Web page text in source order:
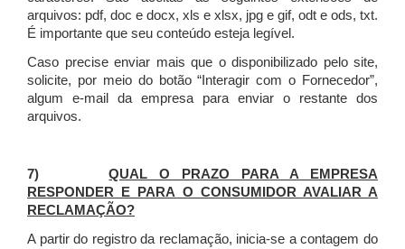
arquivos: pdf, doc e docx, xls e xlsx, jpg e gif, odt e ods, txt.
É importante que seu conteúdo esteja legível.
Caso precise enviar mais que o disponibilizado pelo site,
solicite, por meio do botão “Interagir com o Fornecedor”,
algum e-mail da empresa para enviar o restante dos
arquivos.
7)QUAL O PRAZO PARA A EMPRESA
RESPONDER E PARA O CONSUMIDOR AVALIAR A
RECLAMAÇÃO?
A partir do registro da reclamação, inicia-se a contagem do